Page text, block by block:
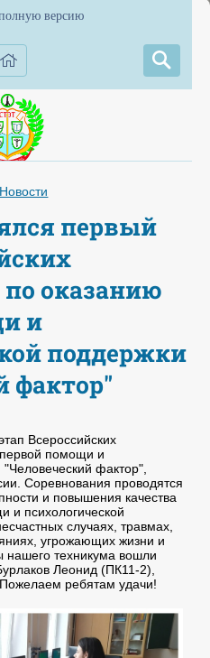
версию
Новости
первый
оказанию
и
поддержки
фактор"
Всероссийских
помощи и
"Человеческий фактор",
Соревнования проводятся
и повышения качества
и психологической
случаях, травмах,
угрожающих жизни и
нашего техникума вошли
Леонид (ПК11-2),
ребятам удачи!